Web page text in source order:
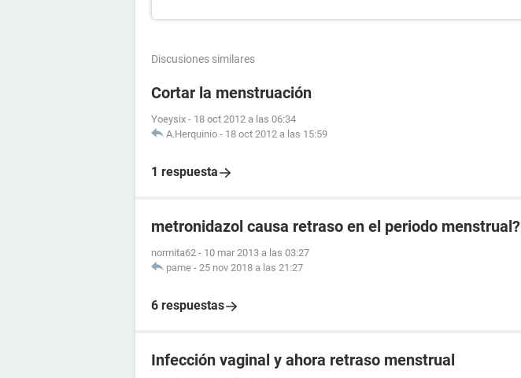
Discusiones similares
Cortar la menstruación
Yoeysix - 18 oct 2012 a las 06:34
A.Herquinio - 18 oct 2012 a las 15:59
1 respuesta
metronidazol causa retraso en el periodo menstrual?
normita62 - 10 mar 2013 a las 03:27
pame - 25 nov 2018 a las 21:27
6 respuestas
Infección vaginal y ahora retraso menstrual